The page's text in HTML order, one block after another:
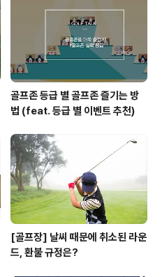
골프존 등급 별 골프존 즐기는 방
법 (feat. 등급 별 이벤트 추천)
[골프장] 날씨 때문에 취소된 라운
드, 환불 규정은?